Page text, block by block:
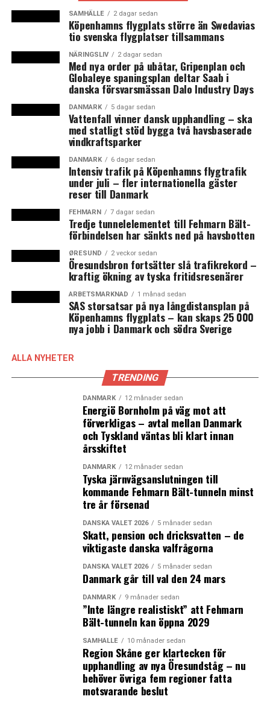
hög, särskilt för de med humanistisk och
samhällsvetenskaplig utbildning i Köpenhamn, medan
det i Oslo finns en akademikerarbetslöshet på under en
procent. Även i Sverige är det svårt att hitta arbetslösa
unga akademiker.
– De jobbar oftast med vad som helst för att inte få ett
hål i CV:et, säger Morten Fabricius Meyer till News
Däremot anser han att de danska unga akademikerna i
Köpenhamn är mer kräsna när det gäller ett jobb
utanför huvudstaden.
– För många unga i huvudstaden finns det en bild av att
Köpenhamn är världens navel och det enda stället man
kan jobba. Därför kan det vara svårt att få
Köpenhamnarna att flytta eller börja pendla till ett jobb
i Sverige. Det finns en större välvillighet ibland de
arbetslösa unga i Jylland, säger Morten Fabricius Meyer
till News Øresund.
Projektet, som får stöd av Interreg-programmet
Öresund-Kattegatt-Skagerrak, har hittills hjälpt 350
personer till ett jobb. Den största delen är personer
från Sverige som fått jobb i Danmark eller personer från
Fokus för projektet Nordisk Jobstart + är på arbetslösa
är att hjälpa ungdomarna till ett jobb i andra delar av
Norden genom att matcha dem med arbetsgivare och
dessutom lotsa dem till rätt myndigheter, hjälpa dem
med det praktiska kring flytten som till exempel att
skaffa en bostad, tolka skatteregler och skaffa
personnummer. Projektet samarbetar med
rekryteringsbyråer, företag, a-kassor och
arbetsförmedlingar för att hitta jobb till de unga. (News
Øresund – Thea Wiborg)
Danmark och Sverige överens om att inleda en
strategisk analys av en fast HH-förbindelse
Svenska storföretag har allt färre anställda på
SAMHÄLLE 2 dagar sedan
Köpenhamns flygplats större än Swedavias
tio svenska flygplatser tillsammans
NÄRINGSLIV 2 dagar sedan
Med nya order på ubåtar, Gripenplan och
Globaleye spaningsplan deltar Saab i
danska försvarsmässan Dalo Industry Days
DANMARK 5 dagar sedan
Vattenfall vinner dansk upphandling – ska
med statligt stöd bygga två havsbaserade
vindkraftsparker
DANMARK 6 dagar sedan
Intensiv trafik på Köpenhamns flygtrafik
under juli – fler internationella gäster
reser till Danmark
FEHMARN 7 dagar sedan
Tredje tunnelelementet till Fehmarn Bält-
förbindelsen har sänkts ned på havsbotten
ØRESUND 2 veckor sedan
Öresundsbron fortsätter slå trafikrekord –
kraftig ökning av tyska fritidsresenärer
ARBETSMARKNAD 1 månad sedan
SAS storsatsar på nya långdistansplan på
Köpenhamns flygplats – kan skaps 25 000
nya jobb i Danmark och södra Sverige
ALLA NYHETER
TRENDING
DANMARK 12 månader sedan
Energiö Bornholm på väg mot att
förverkligas – avtal mellan Danmark
och Tyskland väntas bli klart innan
årsskiftet
DANMARK 12 månader sedan
Tyska järnvägsanslutningen till
kommande Fehmarn Bält-tunneln minst
tre år försenad
DANSKA VALET 2026 5 månader sedan
Skatt, pension och dricksvatten – de
viktigaste danska valfrågorna
DANSKA VALET 2026 5 månader sedan
Danmark går till val den 24 mars
DANMARK 9 månader sedan
”Inte längre realistiskt” att Fehmarn
Bält-tunneln kan öppna 2029
SAMHÄLLE 10 månader sedan
Region Skåne ger klartecken för
upphandling av nya Öresundståg – nu
behöver övriga fem regioner fatta
motsvarande beslut